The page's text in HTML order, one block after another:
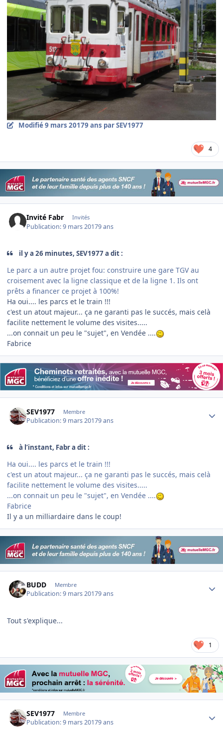
Modifié9 mars 20179 ans par SEV1977
4
Invité Fabr Invités
Publication:9 mars 20179 ans
il y a 26 minutes, SEV1977 a dit :
Le parc a un autre projet fou: construire une gare TGV au
croisement avec la ligne classique et de la ligne 1. Ils ont
prêts a financer ce projet à 100%!
Ha oui.... les parcs et le train !!!
c'est un atout majeur... ça ne garanti pas le succés, mais celà
facilite nettement le volume des visites.....
...on connait un peu le "sujet", en Vendée ....
Fabrice
SEV1977 Membre
Publication:9 mars 20179 ans
à l’instant, Fabr a dit :
Ha oui.... les parcs et le train !!!
c'est un atout majeur... ça ne garanti pas le succés, mais celà
facilite nettement le volume des visites.....
...on connait un peu le "sujet", en Vendée ....
Fabrice
Il y a un milliardaire dans le coup!
BUDD Membre
Publication:9 mars 20179 ans
Tout s'explique...
1
SEV1977 Membre
Publication:9 mars 20179 ans